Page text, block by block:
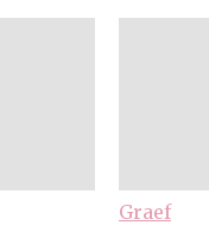
Graef